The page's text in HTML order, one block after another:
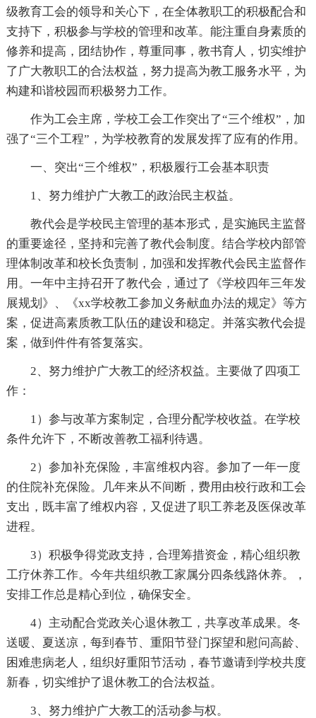
级教育工会的领导和关心下，在全体教职工的积极配合和
支持下，积极参与学校的管理和改革。能注重自身素质的
修养和提高，团结协作，尊重同事，教书育人，切实维护
了广大教职工的合法权益，努力提高为教工服务水平，为
构建和谐校园而积极努力工作。
作为工会主席，学校工会工作突出了“三个维权”，加
强了“三个工程”，为学校教育的发展发挥了应有的作用。
一、突出“三个维权”，积极履行工会基本职责
1、努力维护广大教工的政治民主权益。
教代会是学校民主管理的基本形式，是实施民主监督
的重要途径，坚持和完善了教代会制度。结合学校内部管
理体制改革和校长负责制，加强和发挥教代会民主监督作
用。一年中主持召开了教代会，通过了《学校四年三年发
展规划》、《xx学校教工参加义务献血办法的规定》等方
案，促进高素质教工队伍的建设和稳定。并落实教代会提
案，做到件件有答复落实。
2、努力维护广大教工的经济权益。主要做了四项工
作：
1）参与改革方案制定，合理分配学校收益。在学校
条件允许下，不断改善教工福利待遇。
2）参加补充保险，丰富维权内容。参加了一年一度
的住院补充保险。几年来从不间断，费用由校行政和工会
支出，既丰富了维权内容，又促进了职工养老及医保改革
进程。
3）积极争得党政支持，合理筹措资金，精心组织教
工疗休养工作。今年共组织教工家属分四条线路休养。，
安排工作总是精心到位，确保安全。
4）主动配合党政关心退休教工，共享改革成果。冬
送暖、夏送凉，每到春节、重阳节登门探望和慰问高龄、
困难患病老人，组织好重阳节活动，春节邀请到学校共度
新春，切实维护了退休教工的合法权益。
3、努力维护广大教工的活动参与权。